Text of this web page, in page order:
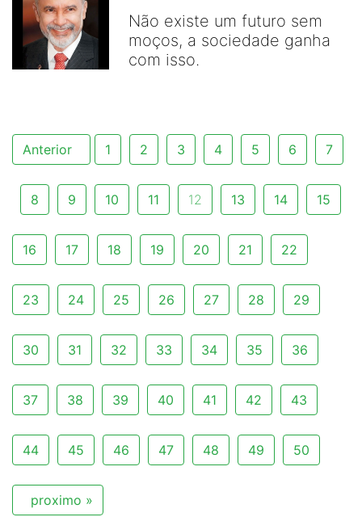
Não existe um futuro sem
moços, a sociedade ganha
com isso.
Anterior 1 2 3 4 5 6 7
8 9 10 11 12 13 14 15
16 17 18 19 20 21 22
23 24 25 26 27 28 29
30 31 32 33 34 35 36
37 38 39 40 41 42 43
44 45 46 47 48 49 50
proximo »